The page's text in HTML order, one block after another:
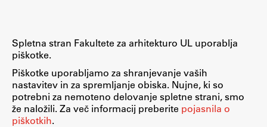
Spletna stran Fakultete za arhitekturo UL uporablja
piškotke.
Piškotke uporabljamo za shranjevanje vaših
nastavitev in za spremljanje obiska. Nujne, ki so
potrebni za nemoteno delovanje spletne strani, smo
že naložili. Za več informacij preberite pojasnila o
piškotkih.